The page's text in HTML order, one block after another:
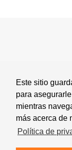
Este sitio
para
mientras
más acerca de
Política de
Todos los Temas
Mapa Del Sitio
© 2026 Iglesia de
Acuerdo del